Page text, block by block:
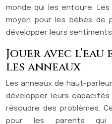
monde qui les entoure.
moyen pour les bébés de
développer leurs
Jouer avec l’eau
les anneaux
Les anneaux de haut-
développer leurs
résoudre des problèmes.
pour les parents qui